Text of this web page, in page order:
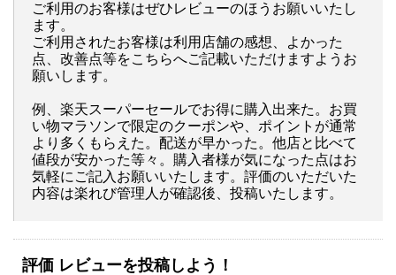
ご利用のお客様はぜひレビューのほうお願いいたし
ます。
ご利用されたお客様は利用店舗の感想、よかった
点、改善点等をこちらへご記載いただけますようお
願いします。
例、楽天スーパーセールでお得に購入出来た。お買
い物マラソンで限定のクーポンや、ポイントが通常
より多くもらえた。配送が早かった。他店と比べて
値段が安かった等々。購入者様が気になった点はお
気軽にご記入お願いいたします。評価のいただいた
内容は楽れび管理人が確認後、投稿いたします。
評価 レビューを投稿しよう！